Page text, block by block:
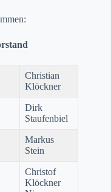
Christian
Klöckner
Dirk
Staufenbiel
Markus
Stein
Christof
Klöckner